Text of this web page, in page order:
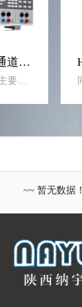
罗德_HMP多通道电源
R&S®HMP 电源主要设计用于工业用途。此类坚固耐用的仪器具有两个、三个或四个输出通道，并且每个通道的输出电流高达 10 A，非常适合各种应用。它们在提供高效率的同时确保残余纹波较低，且具有多种保护功能。
~~ 暂无数据！